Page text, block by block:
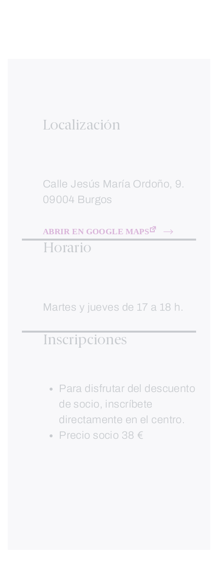
Localización
Calle Jesús María Ordoño, 9.
09004 Burgos
ABRIR EN GOOGLE MAPS
Horario
Martes y jueves de 17 a 18 h.
Inscripciones
Para disfrutar del descuento
de socio, inscríbete
directamente en el centro.
Precio socio 38 €